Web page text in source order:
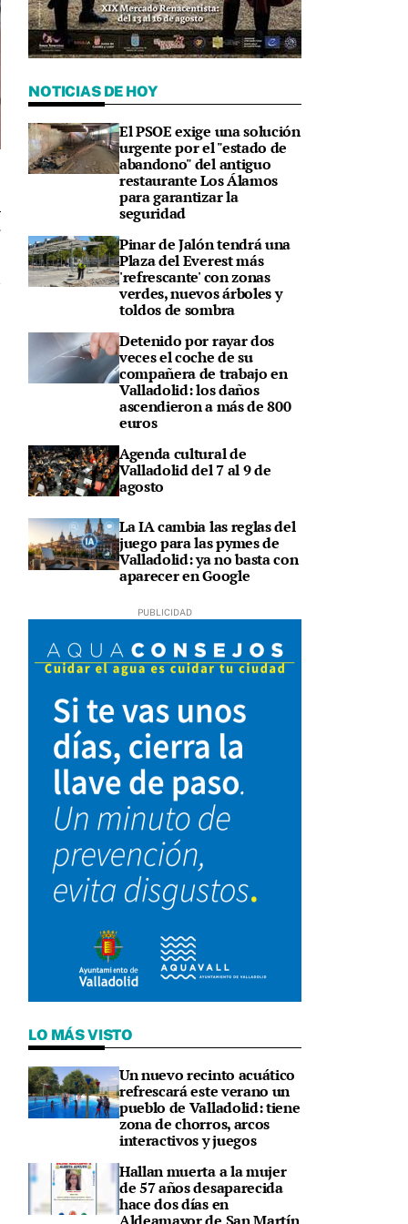
NOTICIAS DE HOY
El PSOE exige una solución
urgente por el "estado de
abandono" del antiguo
restaurante Los Álamos
para garantizar la
seguridad
Pinar de Jalón tendrá una
Plaza del Everest más
'refrescante' con zonas
verdes, nuevos árboles y
toldos de sombra
Detenido por rayar dos
veces el coche de su
compañera de trabajo en
Valladolid: los daños
ascendieron a más de 800
euros
Agenda cultural de
Valladolid del 7 al 9 de
agosto
La IA cambia las reglas del
juego para las pymes de
Valladolid: ya no basta con
aparecer en Google
LO MÁS VISTO
Un nuevo recinto acuático
refrescará este verano un
pueblo de Valladolid: tiene
zona de chorros, arcos
interactivos y juegos
Hallan muerta a la mujer
de 57 años desaparecida
hace dos días en